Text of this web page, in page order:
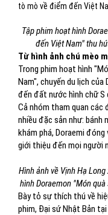
tò mò về điểm đến Việt
Tập phim hoạt hình
đến Việt Nam" thu
Từ hình ảnh chú mèo
Trong phim hoạt hình
Nam", chuyến du lịch của
đến đất nước hình chữ
Cả nhóm tham quan
nhiều đặc sản như: bánh
khám phá, Doraemi
giới thiệu đến mọi người
Hình ảnh về Vịnh Hạ
hình Doraemon "Món
Bày tỏ sự thích thú về
phim, Đại sứ Nhật Bản